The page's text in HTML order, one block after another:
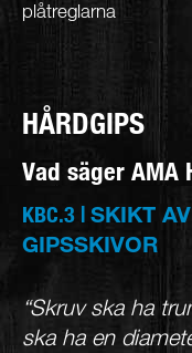
plåtreglarna
HÅRDGIPS
Vad säger AMA
KBC.3 | SKIKT
GIPSSKIVOR
“Skruv ska ha
ska ha en